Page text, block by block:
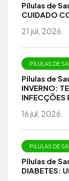
Pílulas de
CUIDADO
21 jul, 2026.
PÍLULAS DE
Pílulas de
INVERNO:
INFECÇÕES
16 jul, 2026.
PÍLULAS DE
Pílulas de
DIABETES: